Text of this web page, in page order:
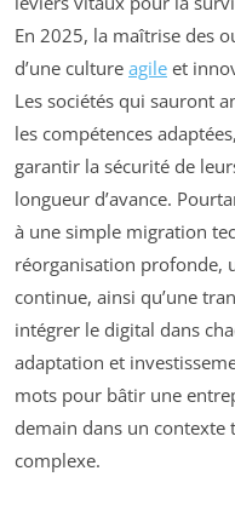
En 2025, la maîtrise des
d’une culture agile et
Les sociétés qui sauront
les compétences
garantir la sécurité de
longueur d’avance.
à une simple migration
réorganisation profonde,
continue, ainsi qu’une
intégrer le digital dans
adaptation et
mots pour bâtir une
demain dans un
complexe.